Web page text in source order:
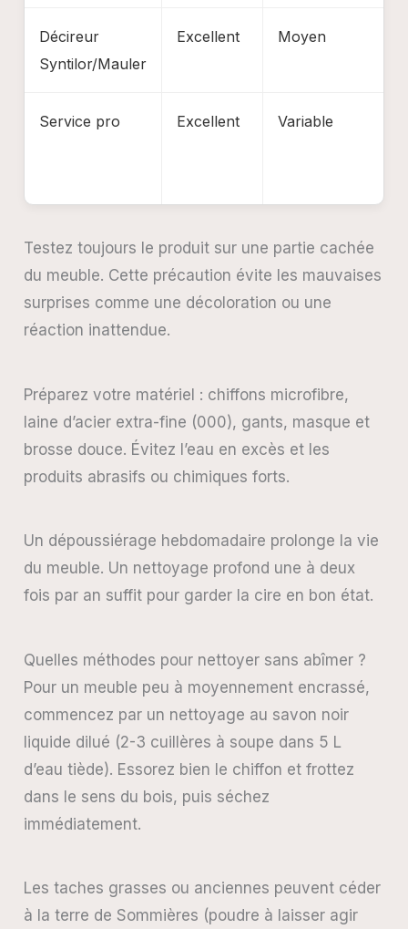
Décireur
Syntilor/Mauler
Excellent Moyen
Service pro Excellent Variable
Testez toujours le produit sur une partie cachée
du meuble. Cette précaution évite les mauvaises
surprises comme une décoloration ou une
réaction inattendue.
Préparez votre matériel : chiffons microfibre,
laine d’acier extra-fine (000), gants, masque et
brosse douce. Évitez l’eau en excès et les
produits abrasifs ou chimiques forts.
Un dépoussiérage hebdomadaire prolonge la vie
du meuble. Un nettoyage profond une à deux
fois par an suffit pour garder la cire en bon état.
Quelles méthodes pour nettoyer sans abîmer ?
Pour un meuble peu à moyennement encrassé,
commencez par un nettoyage au savon noir
liquide dilué (2-3 cuillères à soupe dans 5 L
d’eau tiède). Essorez bien le chiffon et frottez
dans le sens du bois, puis séchez
immédiatement.
Les taches grasses ou anciennes peuvent céder
à la terre de Sommières (poudre à laisser agir